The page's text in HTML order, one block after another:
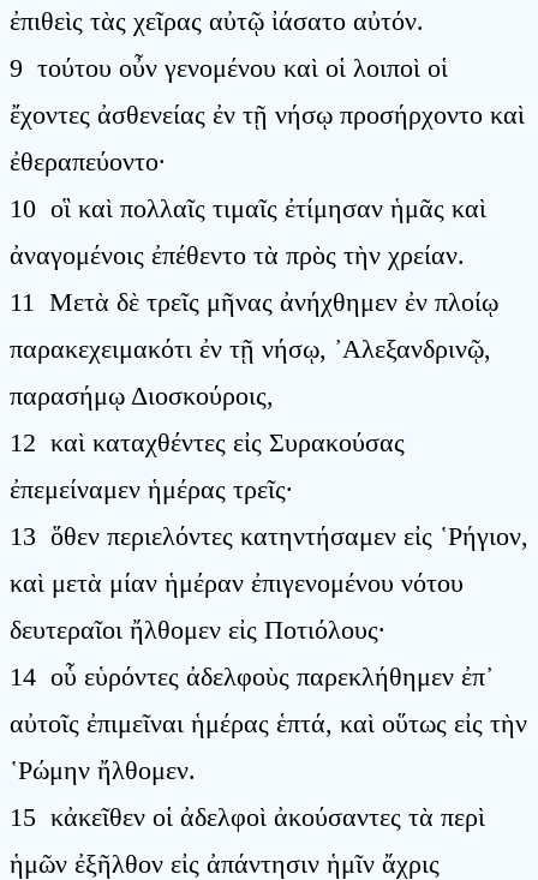
ἐπιθεὶς τὰς χεῖρας αὐτῷ ἰάσατο αὐτόν.
9 τούτου οὖν γενομένου καὶ οἱ λοιποὶ οἱ
ἔχοντες ἀσθενείας ἐν τῇ νήσῳ προσήρχοντο καὶ
ἐθεραπεύοντο·
10 οἳ καὶ πολλαῖς τιμαῖς ἐτίμησαν ἡμᾶς καὶ
ἀναγομένοις ἐπέθεντο τὰ πρὸς τὴν χρείαν.
11 Μετὰ δὲ τρεῖς μῆνας ἀνήχθημεν ἐν πλοίῳ
παρακεχειμακότι ἐν τῇ νήσῳ, ᾿Αλεξανδρινῷ,
παρασήμῳ Διοσκούροις,
12 καὶ καταχθέντες εἰς Συρακούσας
ἐπεμείναμεν ἡμέρας τρεῖς·
13 ὅθεν περιελόντες κατηντήσαμεν εἰς ῾Ρήγιον,
καὶ μετὰ μίαν ἡμέραν ἐπιγενομένου νότου
δευτεραῖοι ἤλθομεν εἰς Ποτιόλους·
14 οὗ εὑρόντες ἀδελφοὺς παρεκλήθημεν ἐπ᾿
αὐτοῖς ἐπιμεῖναι ἡμέρας ἑπτά, καὶ οὕτως εἰς τὴν
῾Ρώμην ἤλθομεν.
15 κἀκεῖθεν οἱ ἀδελφοὶ ἀκούσαντες τὰ περὶ
ἡμῶν ἐξῆλθον εἰς ἀπάντησιν ἡμῖν ἄχρις